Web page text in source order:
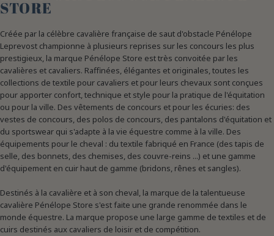
STORE
Créée par la célèbre cavalière française de saut d'obstacle Pénélope
Leprevost championne à plusieurs reprises sur les concours les plus
prestigieux, la marque Pénélope Store est très convoitée par les
cavalières et cavaliers. Raffinées, élégantes et originales, toutes les
collections de textile pour cavaliers et pour leurs chevaux sont conçues
pour apporter confort, technique et style pour la pratique de l'équitation
ou pour la ville. Des vêtements de concours et pour les écuries: des
vestes de concours, des polos de concours, des pantalons d'équitation et
du sportswear qui s'adapte à la vie équestre comme à la ville. Des
équipements pour le cheval : du textile fabriqué en France (des tapis de
selle, des bonnets, des chemises, des couvre-reins ...) et une gamme
d'équipement en cuir haut de gamme (bridons, rênes et sangles).
Destinés à la cavalière et à son cheval, la marque de la talentueuse
cavalière Pénélope Store s'est faite une grande renommée dans le
monde équestre. La marque propose une large gamme de textiles et de
cuirs destinés aux cavaliers de loisir et de compétition.